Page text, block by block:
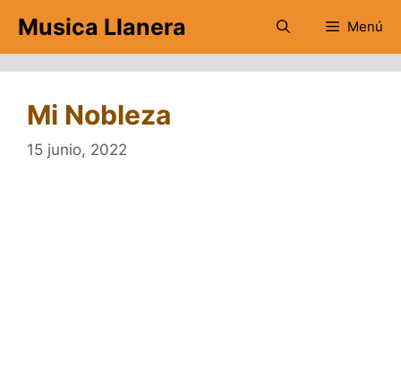
contenido
Musica Llanera Menú
Mi Nobleza
15 junio, 2022